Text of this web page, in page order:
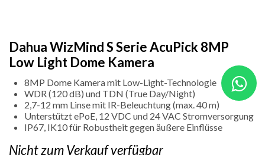
Dahua WizMind S Serie AcuPick 8MP
Low Light Dome Kamera
8MP Dome Kamera mit Low-Light-Technologie
WDR (120 dB) und TDN (True Day/Night)
2,7-12 mm Linse mit IR-Beleuchtung (max. 40 m)
Unterstützt ePoE, 12 VDC und 24 VAC Stromversorgung
IP67, IK10 für Robustheit gegen äußere Einflüsse
Nicht zum Verkauf verfügbar